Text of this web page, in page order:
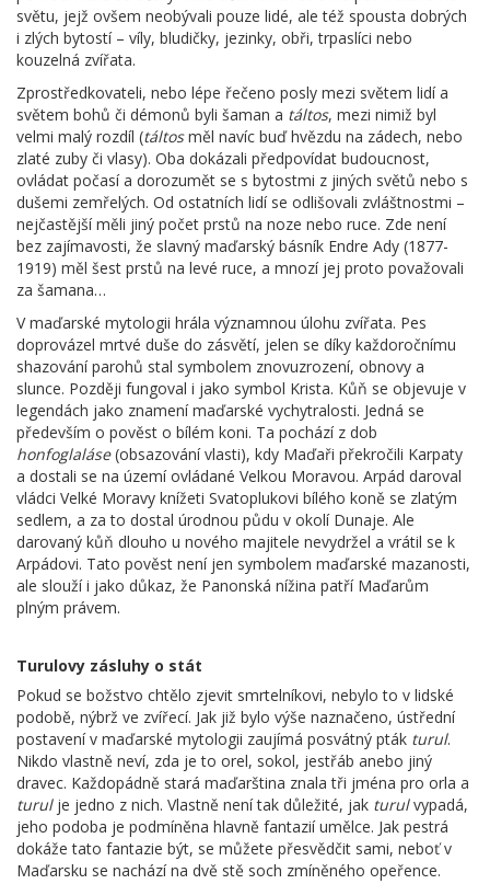
světu, jejž ovšem neobývali pouze lidé, ale též spousta dobrých
i zlých bytostí – víly, bludičky, jezinky, obři, trpaslíci nebo
kouzelná zvířata.
Zprostředkovateli, nebo lépe řečeno posly mezi světem lidí a
světem bohů či démonů byli šaman a táltos, mezi nimiž byl
velmi malý rozdíl (táltosměl navíc buď hvězdu na zádech, nebo
zlaté zuby či vlasy). Oba dokázali předpovídat budoucnost,
ovládat počasí a dorozumět se s bytostmi z jiných světů nebo s
dušemi zemřelých. Od ostatních lidí se odlišovali zvláštnostmi –
nejčastější měli jiný počet prstů na noze nebo ruce. Zde není
bez zajímavosti, že slavný maďarský básník Endre Ady (1877-
1919) měl šest prstů na levé ruce, a mnozí jej proto považovali
za šamana…
V maďarské mytologii hrála významnou úlohu zvířata. Pes
doprovázel mrtvé duše do zásvětí, jelen se díky každoročnímu
shazování parohů stal symbolem znovuzrození, obnovy a
slunce. Později fungoval i jako symbol Krista. Kůň se objevuje v
legendách jako znamení maďarské vychytralosti. Jedná se
především o pověst o bílém koni. Ta pochází z dob
honfoglaláse(obsazování vlasti), kdy Maďaři překročili Karpaty
a dostali se na území ovládané Velkou Moravou. Arpád daroval
vládci Velké Moravy knížeti Svatoplukovi bílého koně se zlatým
sedlem, a za to dostal úrodnou půdu v okolí Dunaje. Ale
darovaný kůň dlouho u nového majitele nevydržel a vrátil se k
Arpádovi. Tato pověst není jen symbolem maďarské mazanosti,
ale slouží i jako důkaz, že Panonská nížina patří Maďarům
plným právem.
Turulovy zásluhy o stát
Pokud se božstvo chtělo zjevit smrtelníkovi, nebylo to v lidské
podobě, nýbrž ve zvířecí. Jak již bylo výše naznačeno, ústřední
postavení v maďarské mytologii zaujímá posvátný pták turul.
Nikdo vlastně neví, zda je to orel, sokol, jestřáb anebo jiný
dravec. Každopádně stará maďarština znala tři jména pro orla a
turulje jedno z nich. Vlastně není tak důležité, jak turulvypadá,
jeho podoba je podmíněna hlavně fantazií umělce. Jak pestrá
dokáže tato fantazie být, se můžete přesvědčit sami, neboť v
Maďarsku se nachází na dvě stě soch zmíněného opeřence.